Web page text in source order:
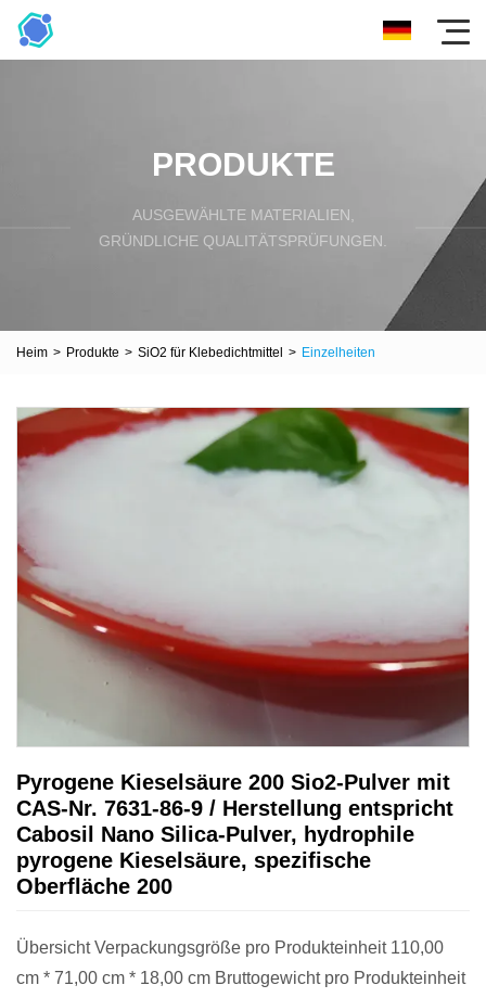
PRODUKTE
AUSGEWÄHLTE MATERIALIEN,
GRÜNDLICHE QUALITÄTSPRÜFUNGEN.
Heim > Produkte > SiO2 für Klebedichtmittel > Einzelheiten
Pyrogene Kieselsäure 200 Sio2-Pulver mit
CAS-Nr. 7631-86-9 / Herstellung entspricht
Cabosil Nano Silica-Pulver, hydrophile
pyrogene Kieselsäure, spezifische
Oberfläche 200
Übersicht Verpackungsgröße pro Produkteinheit 110,00
cm * 71,00 cm * 18,00 cm Bruttogewicht pro Produkteinheit